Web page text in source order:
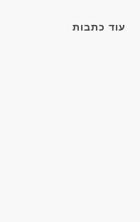
עוד כתבות